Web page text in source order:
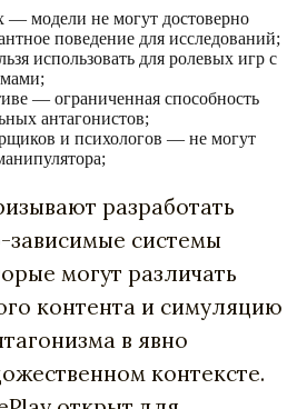
— модели не могут достоверно
поведение для исследований;
использовать для ролевых игр с
— ограниченная способность
антагонистов;
и психологов — не могут
разработать
зависимые системы
могут различать
контента и симуляцию
в явно
контексте.